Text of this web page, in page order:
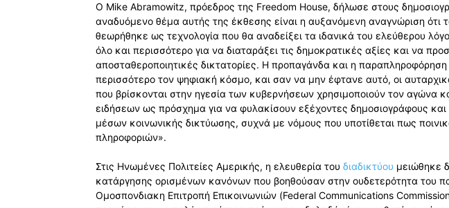
Ο Mike Abramowitz, πρόεδρος της Freedom House, δήλωσε στους
αναδυόμενο θέμα αυτής της έκθεσης είναι η αυξανόμενη αναγνώριση ότι
θεωρήθηκε ως τεχνολογία που θα αναδείξει τα ιδανικά του ελεύθερου
όλο και περισσότερο για να διαταράξει τις δημοκρατικές αξίες και να
αποσταθεροποιητικές δικτατορίες. Η προπαγάνδα και η παραπληροφόρηση
περισσότερο τον ψηφιακή κόσμο, και σαν να μην έφτανε αυτό, οι
που βρίσκονται στην ηγεσία των κυβερνήσεων χρησιμοποιούν τον αγώνα
ειδήσεων ως πρόσχημα για να φυλακίσουν εξέχοντες δημοσιογράφους
μέσων κοινωνικής δικτύωσης, συχνά με νόμους που υποτίθεται πως
πληροφοριών».
Στις Ηνωμένες Πολιτείες Αμερικής, η ελευθερία του διαδικτύου μειώθηκε
κατάργησης ορισμένων κανόνων που βοηθούσαν στην ουδετερότητα του
Ομοσπονδιακη Επιτροπή Επικοινωνιών (Federal Communications